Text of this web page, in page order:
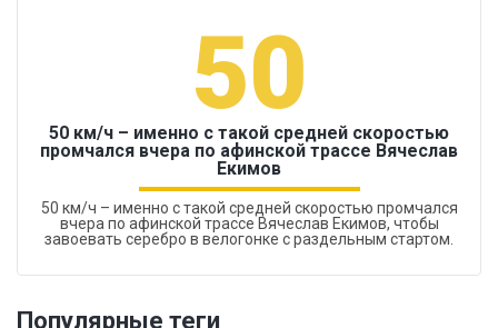
50
50 км/ч – именно с такой средней скоростью
промчался вчера по афинской трассе Вячеслав
Екимов
50 км/ч – именно с такой средней скоростью промчался
вчера по афинской трассе Вячеслав Екимов, чтобы
завоевать серебро в велогонке с раздельным стартом.
Популярные теги